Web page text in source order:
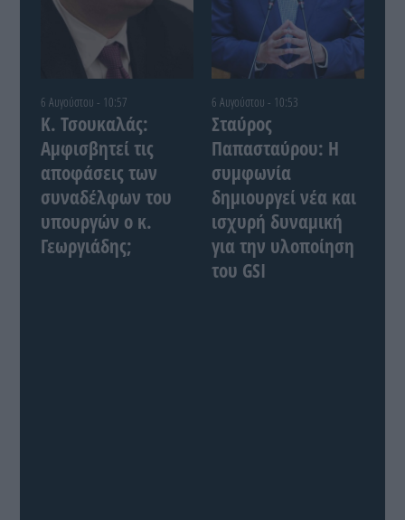
6 Αυγούστου - 10:57
Κ. Τσουκαλάς:
Αμφισβητεί τις
αποφάσεις των
συναδέλφων του
υπουργών ο κ.
Γεωργιάδης;
6 Αυγούστου - 10:53
Σταύρος
Παπασταύρου: Η
συμφωνία
δημιουργεί νέα και
ισχυρή δυναμική
για την υλοποίηση
του GSI